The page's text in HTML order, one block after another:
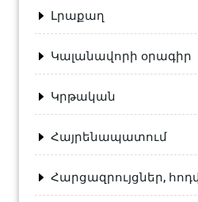
Լրաքաղ
Կալանավորի օրագիր
Կրթական
Հայրենապատում
Հարցազրույցներ,